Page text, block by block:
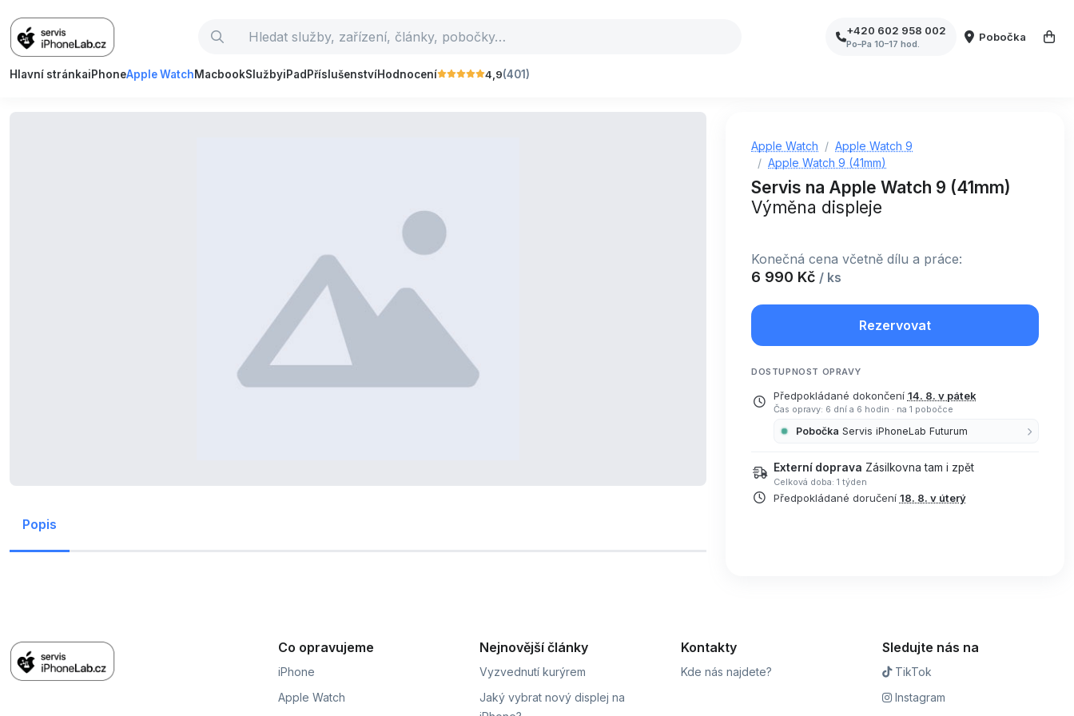
+420 602 958 002
Po–Pa 10–17 hod.
Pobočka
Hlavní stránkaiPhoneApple WatchMacbookSlužbyiPad PříslušenstvíHodnocení 4,9(401)
Popis
Apple Watch
Apple Watch 9
Apple Watch 9 (41mm)
Servis na Apple Watch 9 (41mm)
Výměna displeje
Konečná cena včetně dílu a práce:
6 990 Kč / ks
Rezervovat
DOSTUPNOST OPRAVY
Předpokládané dokončení 14. 8. v pátek
Čas opravy: 6 dní a 6 hodin · na 1 pobočce
Pobočka Servis iPhoneLab Futurum
Externí doprava Zásilkovna tam i zpět
Celková doba: 1 týden
Předpokládané doručení 18. 8. v úterý
Co opravujeme
iPhone
Apple Watch
Nejnovější články
Vyzvednutí kurýrem
Jaký vybrat nový displej na
Kontakty
Kde nás najdete?
Sledujte nás na
TikTok
Instagram